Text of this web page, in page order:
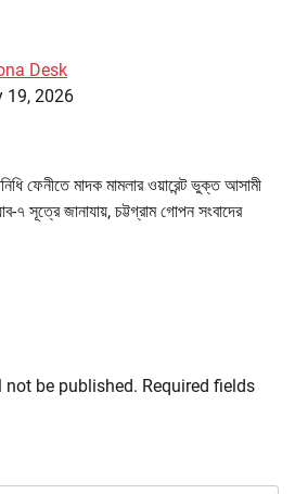
Desk
19, 2026
ফেনীতে মাদক মামলার ওয়ারেন্ট ভুক্ত আসামী
সূত্রে জানাযায়, চট্টগ্রাম গোপন সংবাদের
be published. Required fields